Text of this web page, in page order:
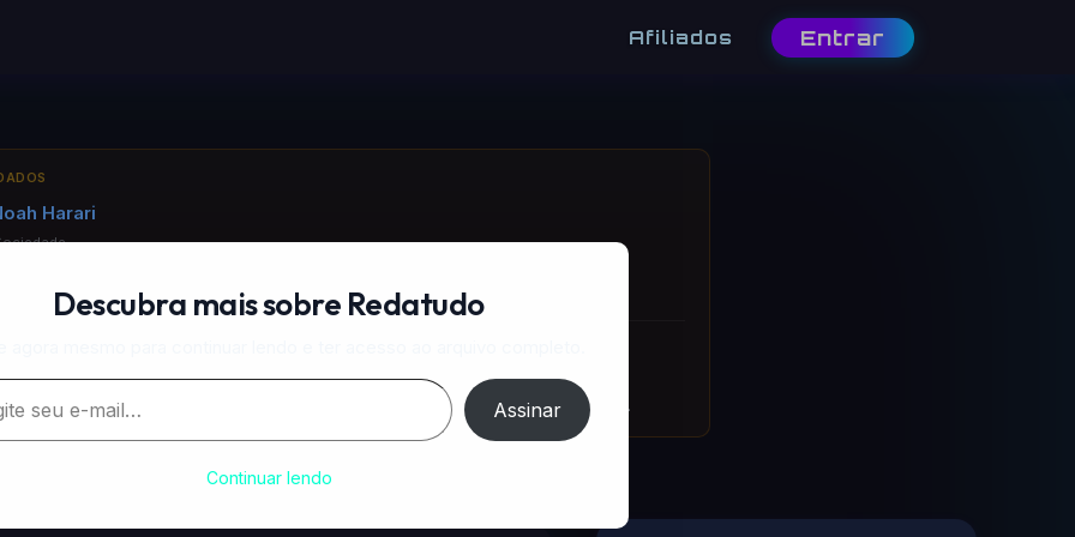
Afiliados Entrar
Harari
como as redes de informação moldaram a história — e o que a IA muda nisso. 3.800
vida e o trabalho com IA
trabalhar COM a IA — não ser substituído por ela. Best-seller em Computação, ★4.7.
Descubra mais sobre Redatudo
Assinar
Continuar lendo